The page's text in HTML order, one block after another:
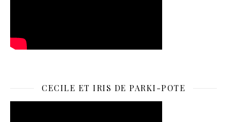
CECILE ET IRIS DE PARKI-POTE